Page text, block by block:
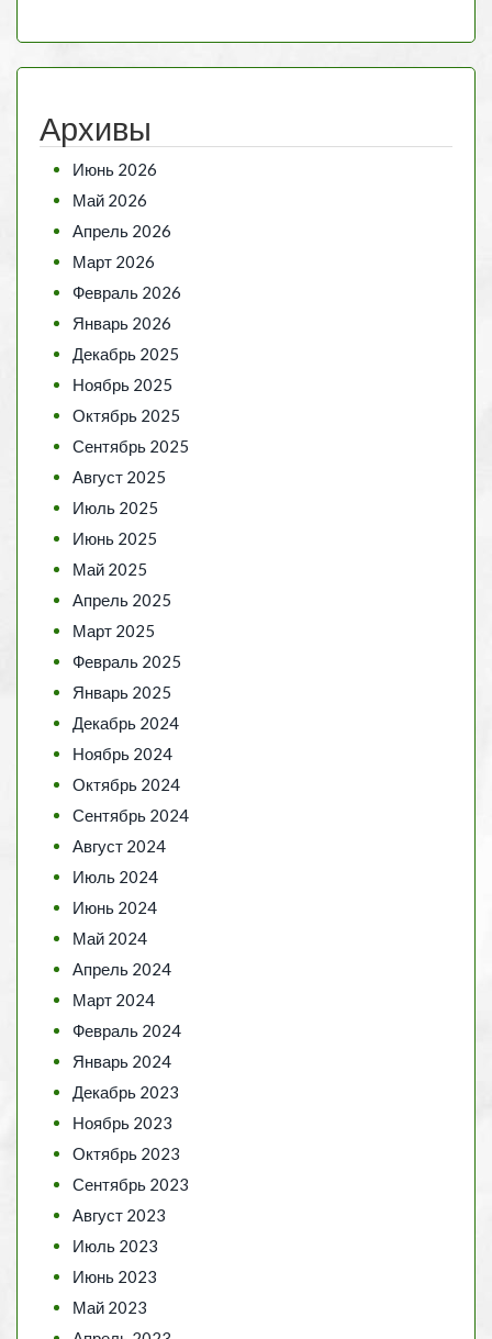
Архивы
Июнь 2026
Май 2026
Апрель 2026
Март 2026
Февраль 2026
Январь 2026
Декабрь 2025
Ноябрь 2025
Октябрь 2025
Сентябрь 2025
Август 2025
Июль 2025
Июнь 2025
Май 2025
Апрель 2025
Март 2025
Февраль 2025
Январь 2025
Декабрь 2024
Ноябрь 2024
Октябрь 2024
Сентябрь 2024
Август 2024
Июль 2024
Июнь 2024
Май 2024
Апрель 2024
Март 2024
Февраль 2024
Январь 2024
Декабрь 2023
Ноябрь 2023
Октябрь 2023
Сентябрь 2023
Август 2023
Июль 2023
Июнь 2023
Май 2023